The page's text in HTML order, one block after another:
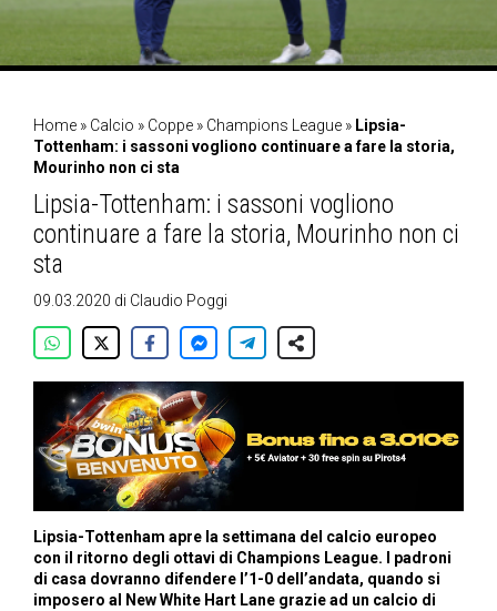
Home » Calcio » Coppe » Champions League » Lipsia-
Tottenham: i sassoni vogliono continuare a fare la storia,
Mourinho non ci sta
Lipsia-Tottenham: i sassoni vogliono
continuare a fare la storia, Mourinho non ci
sta
09.03.2020 di Claudio Poggi
Lipsia-Tottenham apre la settimana del calcio europeo
con il ritorno degli ottavi di Champions League. I padroni
di casa dovranno difendere l’1-0 dell’andata, quando si
imposero al New White Hart Lane grazie ad un calcio di